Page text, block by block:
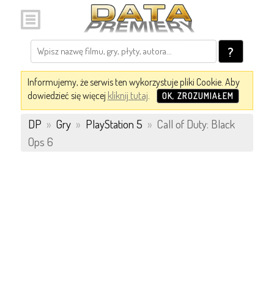
?
Informujemy, że serwis ten wykorzystuje pliki Cookie. Aby
dowiedzieć się więcej kliknij tutaj. OK, ZROZUMIAŁEM
DP » Gry » PlayStation 5 » Call of Duty: Black
Ops 6